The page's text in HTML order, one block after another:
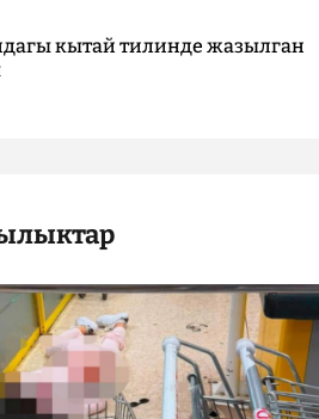
кытай тилинде жазылган